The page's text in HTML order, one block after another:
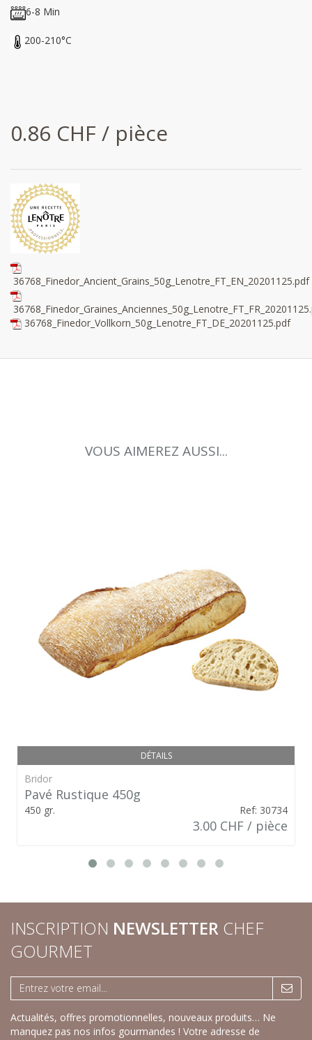
6-8 Min
200-210°C
0.86 CHF / pièce
36768_Finedor_Ancient_Grains_50g_Lenotre_FT_EN_20201125.pdf
36768_Finedor_Vollkorn_50g_Lenotre_FT_DE_20201125.pdf
VOUS AIMEREZ AUSSI...
DÉTAILS
Bridor
Pavé Rustique 450g
450 gr. Ref: 30734
3.00 CHF / pièce
INSCRIPTION NEWSLETTER CHEF
GOURMET
Actualités, offres promotionnelles, nouveaux produits… Ne
manquez pas nos infos gourmandes ! Votre adresse de